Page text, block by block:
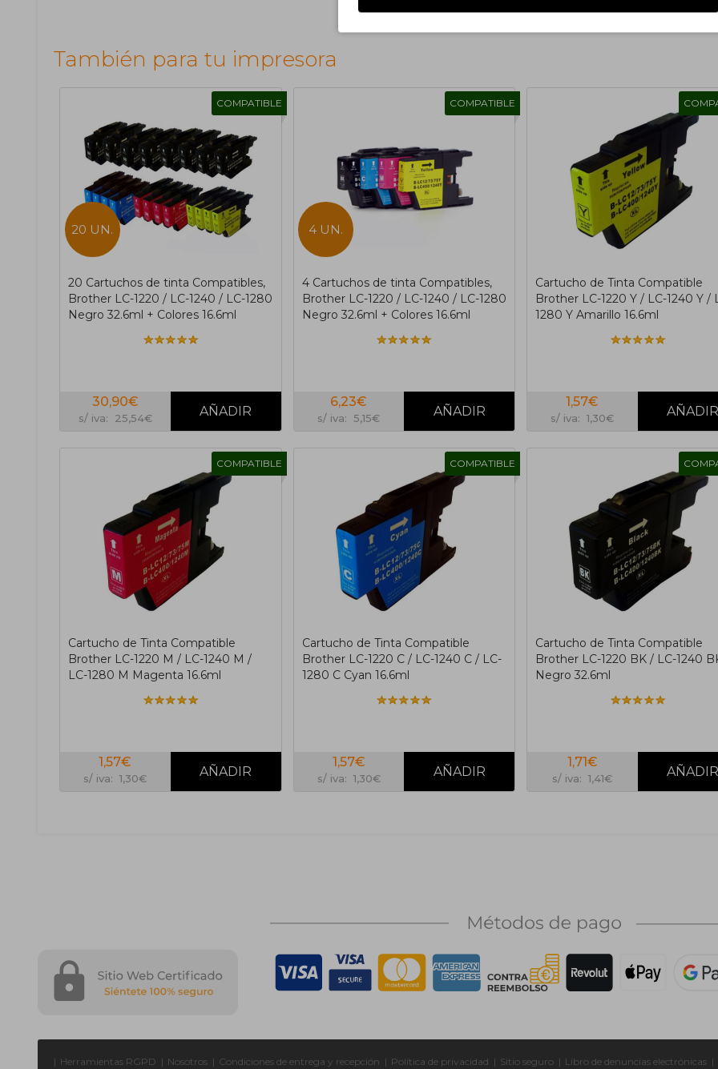
También para tu impresora
COMPATIBLE
20 UN.
20 Cartuchos de tinta Compatibles,
Brother LC-1220 / LC-1240 / LC-1280
Negro 32.6ml + Colores 16.6ml
30,90€
s/ iva: 25,54€
COMPATIBLE
4 UN.
4 Cartuchos de tinta Compatibles,
Brother LC-1220 / LC-1240 / LC-1280
Negro 32.6ml + Colores 16.6ml
6,23€
s/ iva: 5,15€
Cartucho de Tinta Compatible
Brother LC-1220 Y / LC-1240 Y /
1280 Y Amarillo 16.6ml
1,57€
s/ iva: 1,30€
COMPATIBLE
Cartucho de Tinta Compatible
Brother LC-1220 M / LC-1240 M /
LC-1280 M Magenta 16.6ml
1,57€
s/ iva: 1,30€
COMPATIBLE
Cartucho de Tinta Compatible
Brother LC-1220 C / LC-1240 C / LC-
1280 C Cyan 16.6ml
1,57€
s/ iva: 1,30€
Cartucho de Tinta Compatible
Brother LC-1220 BK / LC-1240
Negro 32.6ml
1,71€
s/ iva: 1,41€
| Herramientas RGPD | Nosotros | Condiciones de entrega y recepción | Política de privacidad | Sitio seguro | Libro de denuncias electrónicas |